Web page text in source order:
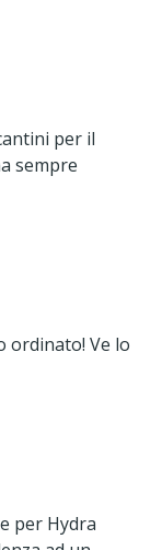
per il
sempre
ordinato! Ve lo
per Hydra